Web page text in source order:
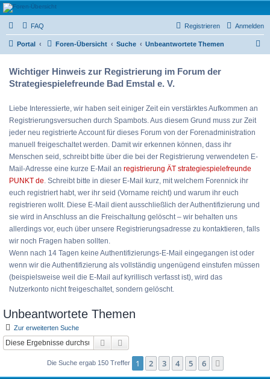
Strategiespielefreunde
Bad Emstal e.V.
Das Forum der Strategiespielefreunde Bad Emstal e.V. - Tabletop und mehr
FAQ Anmelden
Registrieren
Portal Foren-Übersicht Suche Unbeantwortete Themen
Wichtiger Hinweis zur Registrierung im Forum der
Strategiespielefreunde Bad Emstal e. V.
Liebe Interessierte, wir haben seit einiger Zeit ein verstärktes Aufkommen an
Registrierungsversuchen durch Spambots. Aus diesem Grund muss zur Zeit
jeder neu registrierte Account für dieses Forum von der Forenadministration
manuell freigeschaltet werden. Damit wir erkennen können, dass ihr
Menschen seid, schreibt bitte über die bei der Registrierung verwendeten E-
Mail-Adresse eine kurze E-Mail an registrierung ÄT strategiespielefreunde
PUNKT de. Schreibt bitte in dieser E-Mail kurz, mit welchem Forennick ihr
euch registriert habt, wer ihr seid (Vorname reicht) und warum ihr euch
registrieren wollt. Diese E-Mail dient ausschließlich der Authentifizierung und
sie wird in Anschluss an die Freischaltung gelöscht – wir behalten uns
allerdings vor, euch über unsere Registrierungsadresse zu kontaktieren, falls
wir noch Fragen haben sollten.
Wenn nach 14 Tagen keine Authentifizierungs-E-Mail eingegangen ist oder
wenn wir die Authentifizierung als vollständig ungenügend einstufen müssen
(beispielsweise weil die E-Mail auf kyrillisch verfasst ist), wird das
Nutzerkonto nicht freigeschaltet, sondern gelöscht.
Unbeantwortete Themen
Zur erweiterten Suche
Suche
Die Suche ergab 150 Treffer 1 2 3 4 5 6